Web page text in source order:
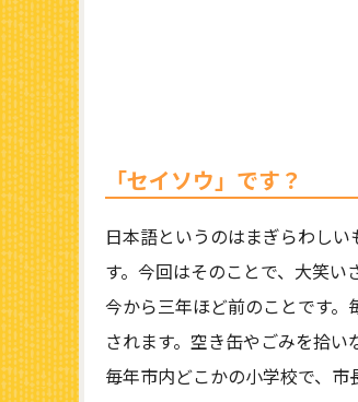
「セイソウ」です？
日本語というのはまぎらわし
す。今回はそのことで、大笑い
今から三年ほど前のことです。
されます。空き缶やごみを拾い
毎年市内どこかの小学校で、市